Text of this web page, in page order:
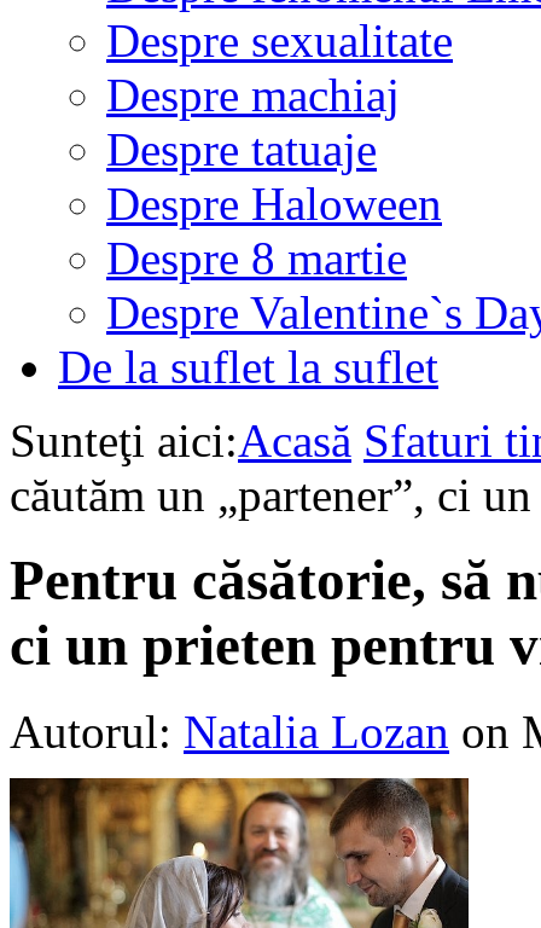
Despre sexualitate
Despre machiaj
Despre tatuaje
Despre Haloween
Despre 8 martie
Despre Valentine`s
De la suflet la suflet
Sunteţi aici:Acasă Sfaturi
căutăm un „partener”, ci
Pentru căsătorie, să
ci un prieten pentru
Autorul: Natalia Lozan on